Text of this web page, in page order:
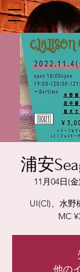
浦安
11月04日(金)
UI(Cl)、水野
MC
他の